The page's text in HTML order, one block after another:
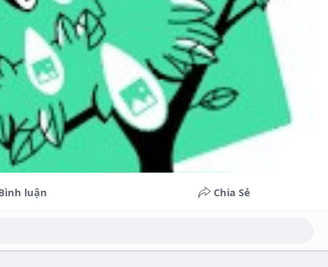
luận Chia Sẻ